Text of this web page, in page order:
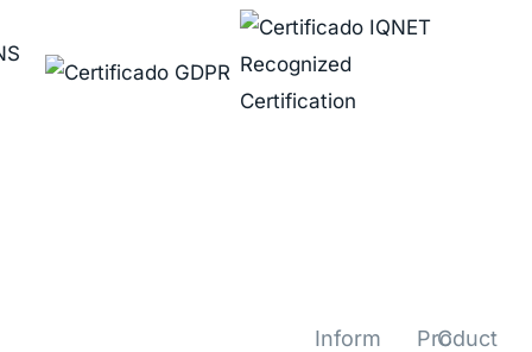
Inform
Product
C